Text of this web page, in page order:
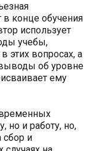
в конце обучения
использует
учебы,
этих вопросах, а
об уровне
ему
но и работу, но,
сбор и